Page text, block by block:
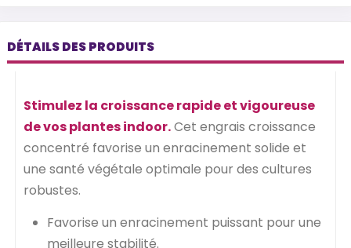
DÉTAILS DES PRODUITS
Stimulez la croissance rapide et vigoureuse
de vos plantes indoor.Cet engrais croissance
concentré favorise un enracinement solide et
une santé végétale optimale pour des cultures
robustes.
Favorise un enracinement puissant pour une
meilleure stabilité.